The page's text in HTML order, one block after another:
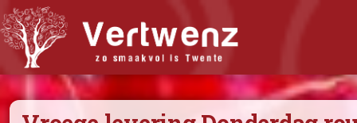
Biologisch abonnement